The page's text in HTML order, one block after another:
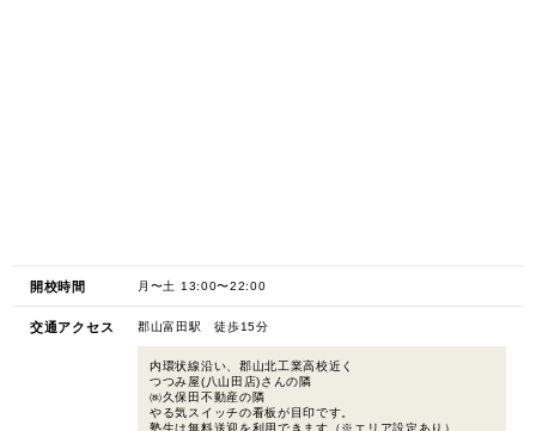
開校時間 月〜土 13:00〜22:00
交通アクセス 郡山富田駅 徒歩15分
内環状線沿い、郡山北工業高校近く
つつみ屋(八山田店)さんの隣
㈱久保田不動産の隣
やる気スイッチの看板が目印です。
塾生は無料送迎を利用できます（※エリア設定あり）